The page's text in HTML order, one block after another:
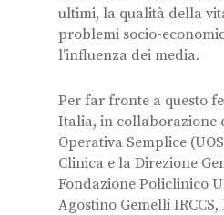
ultimi, la qualità della
problemi socio-
l’influenza dei media.
Per far fronte a questo
Italia, in collaborazione
Operativa Semplice
Clinica e la Direzione
Fondazione Policlinico
Agostino Gemelli